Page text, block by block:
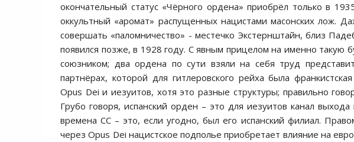
окончательный статус «Чёрного ордена» приобрёл только в
оккультный «аромат» распущенных нацистами масонских лож.
совершать «паломничество» - местечко Экстернштайн, близ
появился позже, в 1928 году. С явным прицелом на именно такую
союзником; два ордена по сути взяли на себя труд
партнёрах, которой для гитлеровского рейха была
Opus Dei и иезуитов, хотя это разные структуры; правильно
Грубо говоря, испанский орден – это для иезуитов канал
времена СС – это, если угодно, был его испанский филиал.
через Opus Dei нацистское подполье приобретает влияние на